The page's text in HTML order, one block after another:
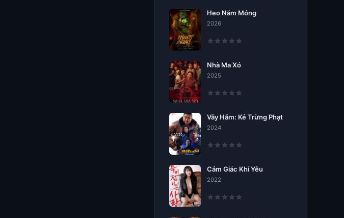
Heo Năm Móng
2026
Nhà Ma Xó
2025
Vây Hãm: Kẻ Trừng Phạt
2024
Cảm Giác Khi Yêu
2022